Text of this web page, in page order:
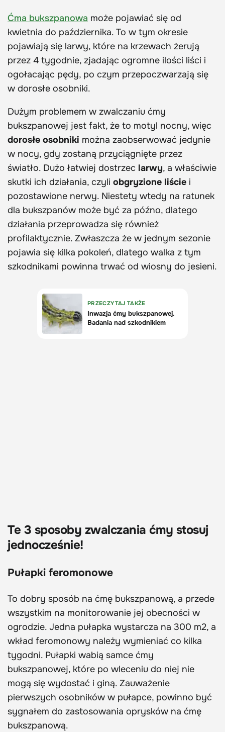
Ćma bukszpanowa może pojawiać się od
kwietnia do października. To w tym okresie
pojawiają się larwy, które na krzewach żerują
przez 4 tygodnie, zjadając ogromne ilości liści i
ogołacając pędy, po czym przepoczwarzają się
w dorosłe osobniki.
Dużym problemem w zwalczaniu ćmy
bukszpanowej jest fakt, że to motyl nocny, więc
dorosłe osobniki można zaobserwować jedynie
w nocy, gdy zostaną przyciągnięte przez
światło. Dużo łatwiej dostrzec larwy, a właściwie
skutki ich działania, czyli obgryzione liście i
pozostawione nerwy. Niestety wtedy na ratunek
dla bukszpanów może być za późno, dlatego
działania przeprowadza się również
profilaktycznie. Zwłaszcza że w jednym sezonie
pojawia się kilka pokoleń, dlatego walka z tym
szkodnikami powinna trwać od wiosny do jesieni.
Te 3 sposoby zwalczania ćmy stosuj
jednocześnie!
Pułapki feromonowe
To dobry sposób na ćmę bukszpanową, a przede
wszystkim na monitorowanie jej obecności w
ogrodzie. Jedna pułapka wystarcza na 300 m2, a
wkład feromonowy należy wymieniać co kilka
tygodni. Pułapki wabią samce ćmy
bukszpanowej, które po wleceniu do niej nie
mogą się wydostać i giną. Zauważenie
pierwszych osobników w pułapce, powinno być
sygnałem do zastosowania oprysków na ćmę
bukszpanową.